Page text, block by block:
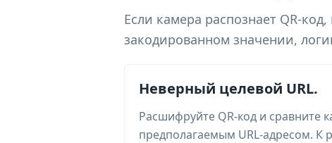
Если камера распознает QR-
закодированном значении,
Неверный целевой URL.
Расшифруйте QR-код и сравните
предполагаемым URL-адресом. К